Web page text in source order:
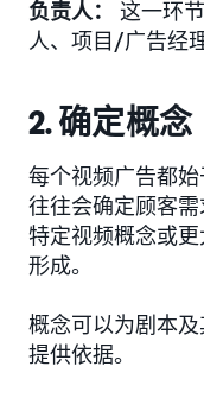
负责人：
这一环
人、项目/广告经
2. 确定概念
每个视频广告都
往往会确定顾客
特定视频概念或
形成。
概念可以为剧本
提供依据。